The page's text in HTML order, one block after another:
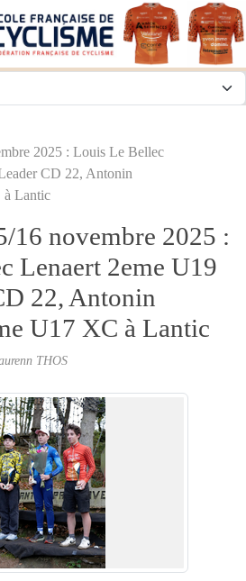
2025 : Louis Le Bellec
CD 22, Antonin
à Lantic
16 novembre 2025 :
Lenaert 2eme U19
22, Antonin
U17 XC à Lantic
THOS